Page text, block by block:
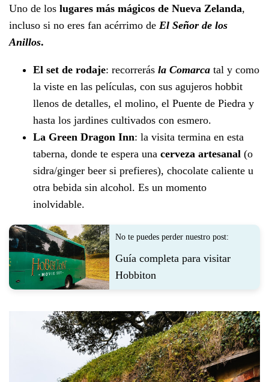
Uno de los lugares más mágicos de Nueva Zelanda,
incluso si no eres fan acérrimo de El Señor de los
Anillos.
El set de rodaje: recorrerás la Comarca tal y como
la viste en las películas, con sus agujeros hobbit
llenos de detalles, el molino, el Puente de Piedra y
hasta los jardines cultivados con esmero.
La Green Dragon Inn: la visita termina en esta
taberna, donde te espera una cerveza artesanal (o
sidra/ginger beer si prefieres), chocolate caliente u
otra bebida sin alcohol. Es un momento
inolvidable.
No te puedes perder nuestro post:
Guía completa para visitar
Hobbiton